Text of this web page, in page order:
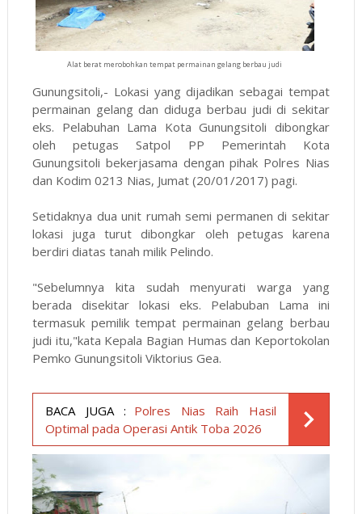
Alat berat merobohkan tempat permainan gelang berbau judi
Gunungsitoli,- Lokasi yang dijadikan sebagai tempat
permainan gelang dan diduga berbau judi di sekitar
eks. Pelabuhan Lama Kota Gunungsitoli dibongkar
oleh petugas Satpol PP Pemerintah Kota
Gunungsitoli bekerjasama dengan pihak Polres Nias
dan Kodim 0213 Nias, Jumat (20/01/2017) pagi.
Setidaknya dua unit rumah semi permanen di sekitar
lokasi juga turut dibongkar oleh petugas karena
berdiri diatas tanah milik Pelindo.
"Sebelumnya kita sudah menyurati warga yang
berada disekitar lokasi eks. Pelabuban Lama ini
termasuk pemilik tempat permainan gelang berbau
judi itu,"kata Kepala Bagian Humas dan Keportokolan
Pemko Gunungsitoli Viktorius Gea.
BACA JUGA : Polres Nias Raih Hasil
Optimal pada Operasi Antik Toba 2026